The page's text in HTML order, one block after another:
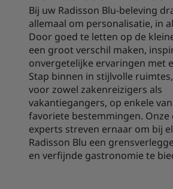
Bij uw Radisson Blu-beleving
allemaal om personalisatie, in
Door goed te letten op de
een groot verschil maken,
onvergetelijke ervaringen met
Stap binnen in stijlvolle
voor zowel zakenreizigers als
vakantiegangers, op enkele
favoriete bestemmingen. Onze
experts streven ernaar om bij
Radisson Blu een
en verfijnde gastronomie te